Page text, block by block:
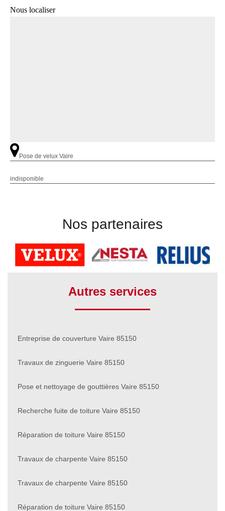
Nous localiser
Pose de velux Vaire
indisponible
Nos partenaires
Autres services
Entreprise de couverture Vaire 85150
Travaux de zinguerie Vaire 85150
Pose et nettoyage de gouttières Vaire 85150
Recherche fuite de toiture Vaire 85150
Réparation de toiture Vaire 85150
Travaux de charpente Vaire 85150
Travaux de charpente Vaire 85150
Réparation de toiture Vaire 85150